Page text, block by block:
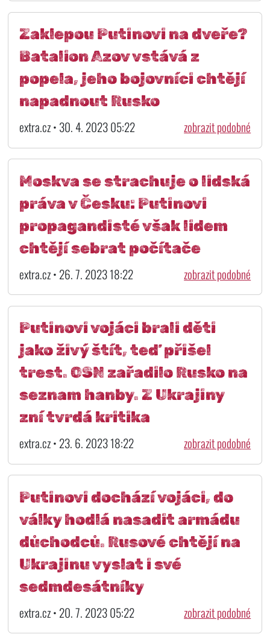
Zaklepou Putinovi na dveře?
Batalion Azov vstává z
popela, jeho bojovníci chtějí
napadnout Rusko
extra.cz • 30. 4. 2023 05:22 zobrazit podobné
Moskva se strachuje o lidská
práva v Česku: Putinovi
propagandisté však lidem
chtějí sebrat počítače
extra.cz • 26. 7. 2023 18:22 zobrazit podobné
Putinovi vojáci brali děti
jako živý štít, teď přišel
trest. OSN zařadilo Rusko na
seznam hanby. Z Ukrajiny
zní tvrdá kritika
extra.cz • 23. 6. 2023 18:22 zobrazit podobné
Putinovi dochází vojáci, do
války hodlá nasadit armádu
důchodců. Rusové chtějí na
Ukrajinu vyslat i své
sedmdesátníky
extra.cz • 20. 7. 2023 05:22 zobrazit podobné